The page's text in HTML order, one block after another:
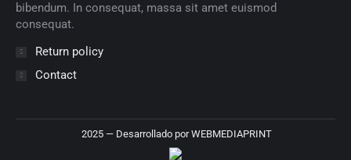
bibendum. In consequat, massa sit amet euismod
consequat.
Return policy
Contact
2025 — Desarrollado porWEBMEDIAPRINT